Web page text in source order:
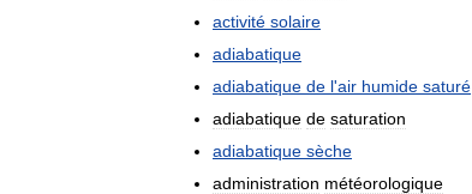
activité solaire
adiabatique
adiabatique de l'air humide saturé
adiabatique de saturation
adiabatique sèche
administration météorologique